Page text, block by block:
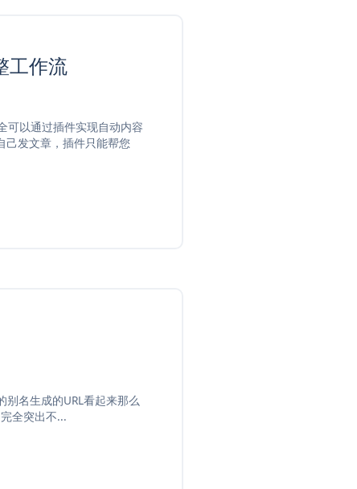
工作流
可以通过插件实现自动内容
发文章，插件只能帮您
名生成的URL看起来那么
全突出不...